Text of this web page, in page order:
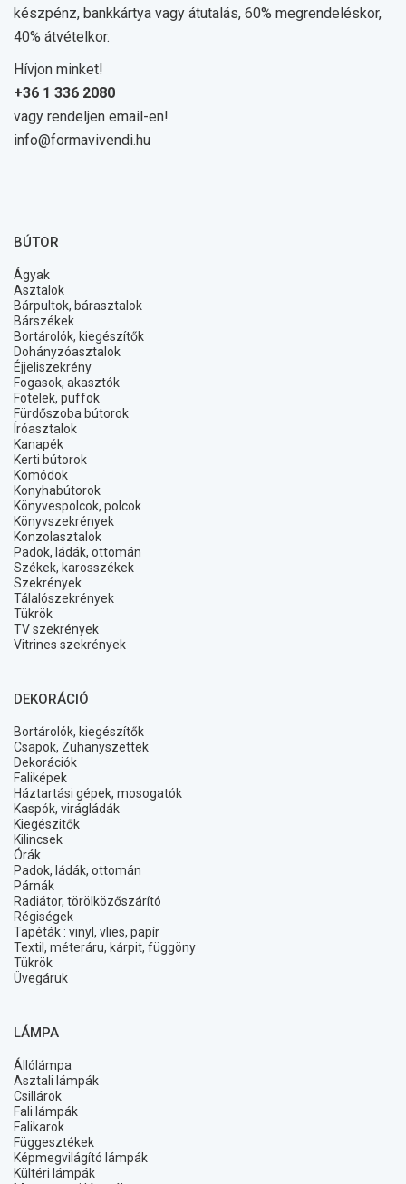
készpénz, bankkártya vagy átutalás, 60% megrendeléskor,
40% átvételkor.
Hívjon minket!
+36 1 336 2080
vagy rendeljen email-en!
info@formavivendi.hu
BÚTOR
Ágyak
Asztalok
Bárpultok, bárasztalok
Bárszékek
Bortárolók, kiegészítők
Dohányzóasztalok
Éjjeliszekrény
Fogasok, akasztók
Fotelek, puffok
Fürdőszoba bútorok
Íróasztalok
Kanapék
Kerti bútorok
Komódok
Konyhabútorok
Könyvespolcok, polcok
Könyvszekrények
Konzolasztalok
Padok, ládák, ottomán
Székek, karosszékek
Szekrények
Tálalószekrények
Tükrök
TV szekrények
Vitrines szekrények
DEKORÁCIÓ
Bortárolók, kiegészítők
Csapok, Zuhanyszettek
Dekorációk
Faliképek
Háztartási gépek, mosogatók
Kaspók, virágládák
Kiegészitők
Kilincsek
Órák
Padok, ládák, ottomán
Párnák
Radiátor, törölközőszárító
Régiségek
Tapéták : vinyl, vlies, papír
Textil, méteráru, kárpit, függöny
Tükrök
Üvegáruk
LÁMPA
Állólámpa
Asztali lámpák
Csillárok
Fali lámpák
Falikarok
Függesztékek
Képmegvilágító lámpák
Kültéri lámpák